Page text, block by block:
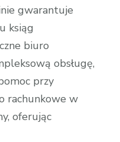
gwarantuje
ksiąg
biuro
obsługę,
przy
rachunkowe w
oferując